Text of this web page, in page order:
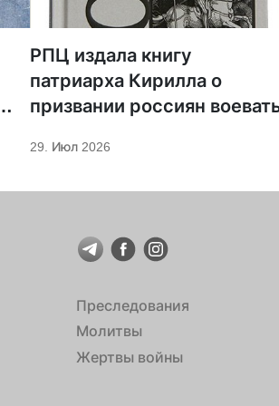
РПЦ издала книгу
патриарха Кирилла о
призвании россиян
29. Июл 2026
Преследования
Молитвы
Жертвы войны